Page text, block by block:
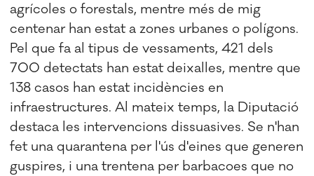
agrícoles o forestals, mentre més de mig
centenar han estat a zones urbanes o polígons.
Pel que fa al tipus de vessaments, 421 dels
700 detectats han estat deixalles, mentre que
138 casos han estat incidències en
infraestructures. Al mateix temps, la Diputació
destaca les intervencions dissuasives. Se n'han
fet una quarantena per l'ús d'eines que generen
guspires, i una trentena per barbacoes que no